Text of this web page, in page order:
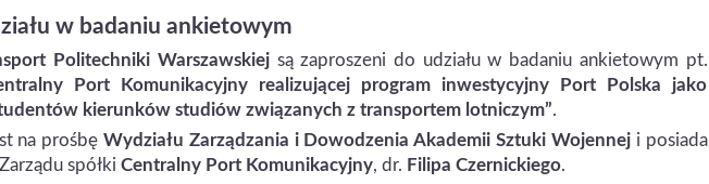
w badaniu ankietowym
Politechniki Warszawskiejsą zaproszeni do udziału w badaniu ankietowym pt.
Port Komunikacyjny realizującej program inwestycyjny Port Polska jako
kierunków studiów związanych z transportem lotniczym”.
na prośbęWydziału Zarządzania i Dowodzenia Akademii Sztuki Wojenneji posiada
spółki Centralny Port Komunikacyjny, dr. Filipa Czernickiego.